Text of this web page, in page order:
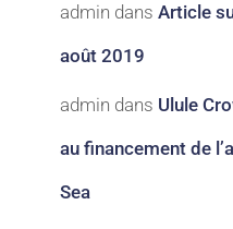
admin dans Article
août 2019
admin dans Ulule
au financement de
Sea